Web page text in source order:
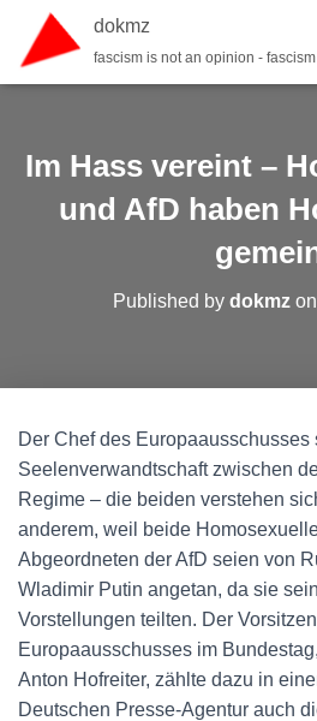
dokmz
fascism is not an opinion -
Im Hass vereint –
und AfD haben
Published by dokmzon
Der Chef des Europaausschusses
Seelenverwandtschaft zwischen
Regime – die beiden verstehen
anderem, weil beide
Abgeordneten der AfD seien von
Wladimir Putin angetan, da sie
Vorstellungen teilten. Der
Europaausschusses im
Anton Hofreiter, zählte dazu in
Deutschen Presse-Agentur auch